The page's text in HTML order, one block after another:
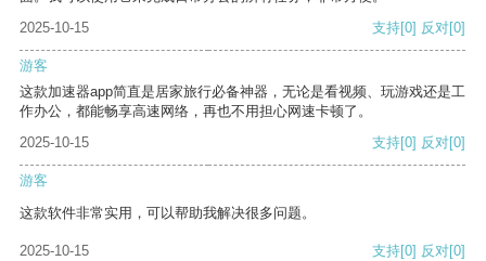
2025-10-15
支持[0] 反对[0]
游客
这款加速器app简直是居家旅行必备神器，无论是看视频、玩游戏还是工
作办公，都能畅享高速网络，再也不用担心网速卡顿了。
2025-10-15
支持[0] 反对[0]
游客
这款软件非常实用，可以帮助我解决很多问题。
2025-10-15 支持[0] 反对[0]